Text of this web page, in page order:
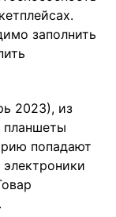
заполнить
2023), из
попадают